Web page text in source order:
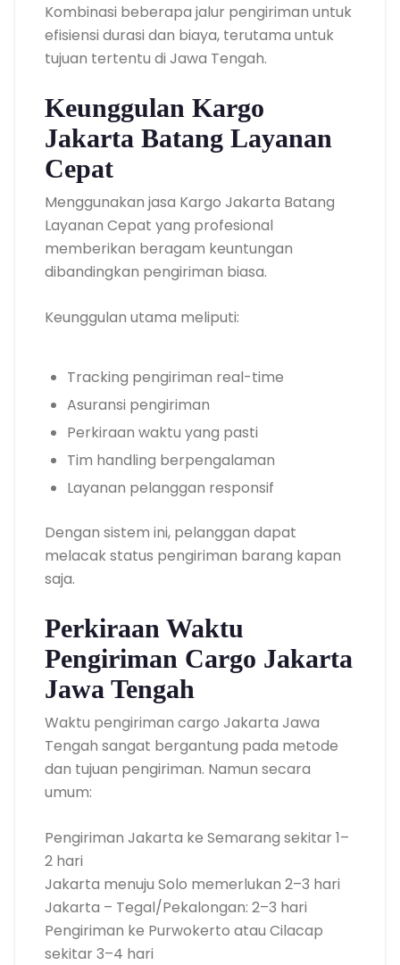
Kombinasi beberapa jalur pengiriman untuk
efisiensi durasi dan biaya, terutama untuk
tujuan tertentu di Jawa Tengah.
Keunggulan Kargo
Jakarta Batang Layanan
Cepat
Menggunakan jasa Kargo Jakarta Batang
Layanan Cepat yang profesional
memberikan beragam keuntungan
dibandingkan pengiriman biasa.
Keunggulan utama meliputi:
Tracking pengiriman real-time
Asuransi pengiriman
Perkiraan waktu yang pasti
Tim handling berpengalaman
Layanan pelanggan responsif
Dengan sistem ini, pelanggan dapat
melacak status pengiriman barang kapan
saja.
Perkiraan Waktu
Pengiriman Cargo Jakarta
Jawa Tengah
Waktu pengiriman cargo Jakarta Jawa
Tengah sangat bergantung pada metode
dan tujuan pengiriman. Namun secara
umum:
Pengiriman Jakarta ke Semarang sekitar 1–
2 hari
Jakarta menuju Solo memerlukan 2–3 hari
Jakarta – Tegal/Pekalongan: 2–3 hari
Pengiriman ke Purwokerto atau Cilacap
sekitar 3–4 hari